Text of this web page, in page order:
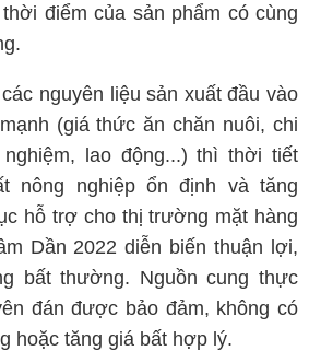
điểm của sản phẩm có cùng
nguyên liệu sản xuất đầu vào
(giá thức ăn chăn nuôi, chi
lao động...) thì thời tiết
nông nghiệp ổn định và tăng
hỗ trợ cho thị trường mặt hàng
Dần 2022 diễn biến thuận lợi,
bất thường. Nguồn cung thực
đán được bảo đảm, không có
hoặc tăng giá bất hợp lý.